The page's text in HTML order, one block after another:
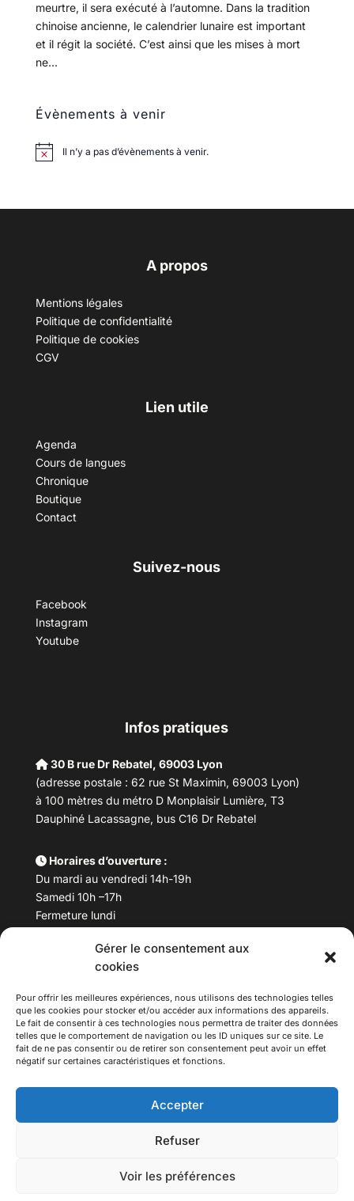
Gérer le consentement aux
cookies
Pour offrir les meilleures expériences, nous utilisons des technologies telles
que les cookies pour stocker et/ou accéder aux informations des appareils.
Le fait de consentir à ces technologies nous permettra de traiter des données
telles que le comportement de navigation ou les ID uniques sur ce site. Le
fait de ne pas consentir ou de retirer son consentement peut avoir un effet
négatif sur certaines caractéristiques et fonctions.
Accepter
Refuser
Voir les préférences
meurtre, il sera exécuté à l’automne. Dans la tradition
chinoise ancienne, le calendrier lunaire est important
et il régit la société. C’est ainsi que les mises à mort
ne...
Évènements à venir
Il n’y a pas d’évènements à venir.
A propos
Mentions légales
Politique de confidentialité
Politique de cookies
CGV
Lien utile
Agenda
Cours de langues
Chronique
Boutique
Contact
Suivez-nous
Facebook
Instagram
Youtube
Infos pratiques
30 B rue Dr Rebatel, 69003 Lyon
(adresse postale : 62 rue St Maximin, 69003 Lyon)
à 100 mètres du métro D Monplaisir Lumière, T3
Dauphiné Lacassagne, bus C16 Dr Rebatel
Horaires d’ouverture :
Du mardi au vendredi 14h-19h
Samedi 10h –17h
Fermeture lundi
Téléphone : 04 78 53 06 40
maisondesculturesasiatiques@asiexpo.com
Tous droits réservés.